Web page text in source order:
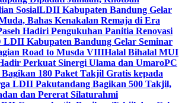
SosialLDII Kabupaten Bandung Gelar
Bahas Kenakalan Remaja di Era
Hadiri Pengukuhan Panitia Renovasi
LDII Kabupaten Bandung Gelar Seminar
Road to Musda VIIIHalal Bihalal MUI
Perkuat Sinergi Ulama dan UmaroPC
180 Paket Takjil Gratis kepada
LDII Pakutandang Bagikan 500 Takjil,
dan Pererat Silaturahmi